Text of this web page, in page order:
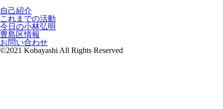
自己紹介
これまでの活動
今日の小林弘明
豊島区情報
お問い合わせ
©2021 Kobayashi All Rights Reserved